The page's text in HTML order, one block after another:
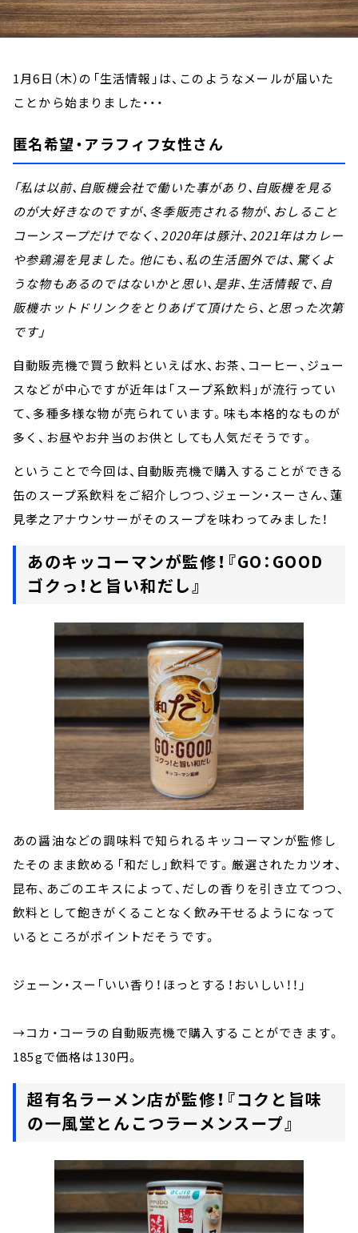
1月6日（木）の「生活情報」は、このようなメールが届いた
ことから始まりました・・・
匿名希望・アラフィフ女性さん
「私は以前、自販機会社で働いた事があり、自販機を見る
のが大好きなのですが、冬季販売される物が、おしること
コーンスープだけでなく、2020年は豚汁、2021年はカレー
や参鶏湯を見ました。他にも、私の生活圏外では、驚くよ
うな物もあるのではないかと思い、是非、生活情報で、自
販機ホットドリンクをとりあげて頂けたら、と思った次第
です」
自動販売機で買う飲料といえば水、お茶、コーヒー、ジュー
スなどが中心ですが近年は「スープ系飲料」が流行ってい
て、多種多様な物が売られています。味も本格的なものが
多く、お昼やお弁当のお供としても人気だそうです。
ということで今回は、自動販売機で購入することができる
缶のスープ系飲料をご紹介しつつ、ジェーン・スーさん、蓮
見孝之アナウンサーがそのスープを味わってみました！
あのキッコーマンが監修！『GO：GOOD
ゴクっ！と旨い和だし』
あの醤油などの調味料で知られるキッコーマンが監修し
たそのまま飲める「和だし」飲料です。厳選されたカツオ、
昆布、あごのエキスによって、だしの香りを引き立てつつ、
飲料として飽きがくることなく飲み干せるようになって
いるところがポイントだそうです。
ジェーン・スー「いい香り！ほっとする！おいしい！！」
→コカ・コーラの自動販売機で購入することができます。
185gで価格は130円。
超有名ラーメン店が監修！『コクと旨味
の一風堂とんこつラーメンスープ』